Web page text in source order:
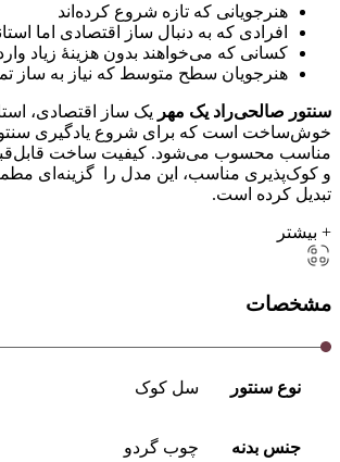
هنرجویانی که تازه شروع کرده‌اند
افرادی که به دنبال ساز اقتصادی اما
کسانی که می‌خواهند بدون هزینهٔ زیاد
هنرجویان سطح متوسط که نیاز به ساز
سنتور صالحی‌راد یک مهر یک ساز اقتصادی،
خوش‌ساخت است که برای شروع یادگیری سنتور
مناسب محسوب می‌شود. کیفیت ساخت
و کوک‌پذیری مناسب، این مدل را گزینه‌ای
تبدیل کرده است.
+ بیشتر
مشخصات
نوع سنتور سل کوک
جنس بدنه چوب گردو